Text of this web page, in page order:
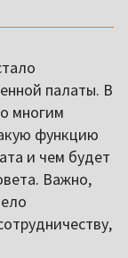
палаты. В
многим
функцию
и чем будет
Важно,